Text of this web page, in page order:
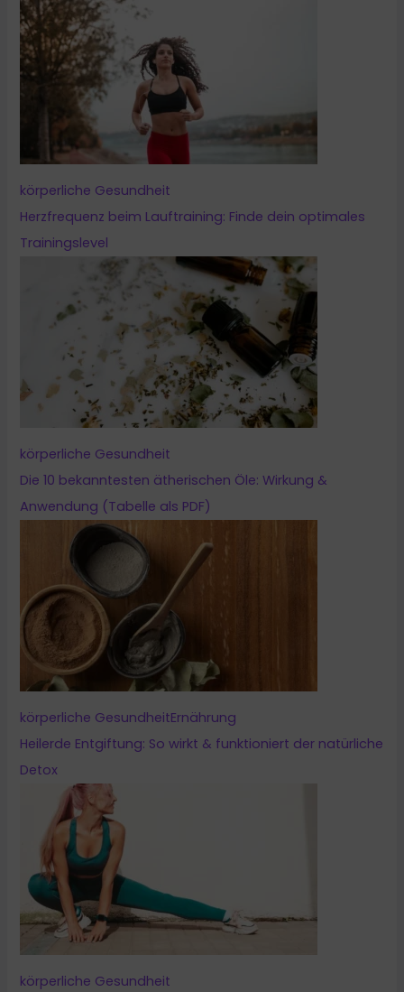
körperliche Gesundheit
Herzfrequenz beim Lauftraining: Finde dein optimales
Trainingslevel
körperliche Gesundheit
Die 10 bekanntesten ätherischen Öle: Wirkung &
Anwendung (Tabelle als PDF)
körperliche GesundheitErnährung
Heilerde Entgiftung: So wirkt & funktioniert der natürliche
Detox
körperliche Gesundheit